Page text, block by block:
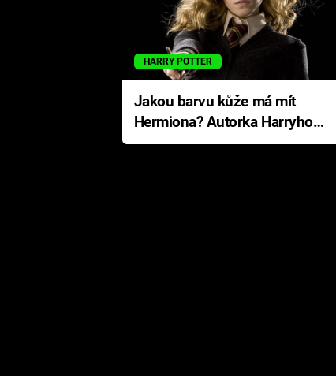
HARRY POTTER
Jakou barvu kůže má mít
Hermiona? Autorka Harryho
Pottera přišla s ráznou